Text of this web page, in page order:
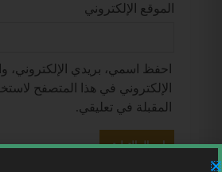
الموقع الإلكتروني
احفظ اسمي، بريدي الإلكتروني،
الإلكتروني في هذا المتصفح
المقبلة في تعليقي.